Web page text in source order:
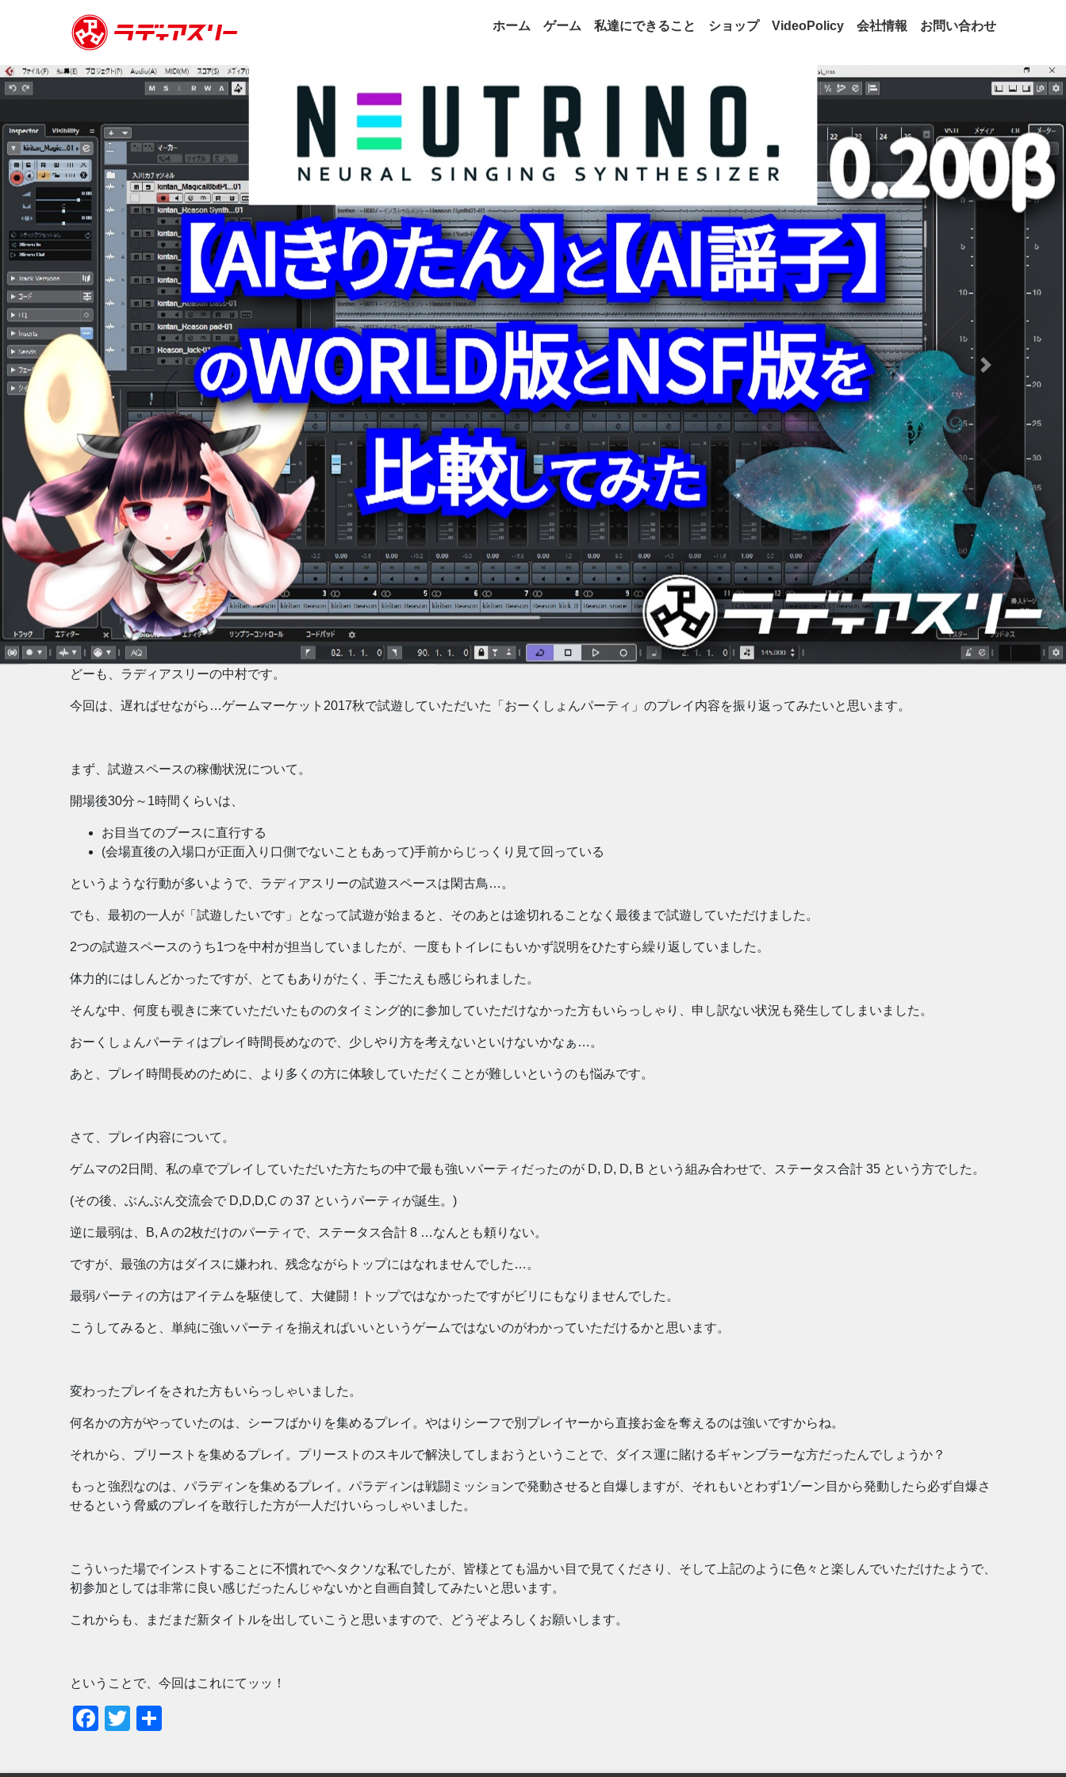
ホーム ゲーム 私達にできること ショップ VideoPolicy 会社情報 お問い合わせ
Previous Next
どーも、ラディアスリーの中村です。
今回は、遅ればせながら…ゲームマーケット2017秋で試遊していただいた「おーくしょんパーティ」のプレイ内容を振り返ってみたいと思います。
まず、試遊スペースの稼働状況について。
開場後30分～1時間くらいは、
お目当てのブースに直行する
(会場直後の入場口が正面入り口側でないこともあって)手前からじっくり見て回っている
というような行動が多いようで、ラディアスリーの試遊スペースは閑古鳥…。
でも、最初の一人が「試遊したいです」となって試遊が始まると、そのあとは途切れることなく最後まで試遊していただけました。
2つの試遊スペースのうち1つを中村が担当していましたが、一度もトイレにもいかず説明をひたすら繰り返していました。
体力的にはしんどかったですが、とてもありがたく、手ごたえも感じられました。
そんな中、何度も覗きに来ていただいたもののタイミング的に参加していただけなかった方もいらっしゃり、申し訳ない状況も発生してしまいました。
おーくしょんパーティはプレイ時間長めなので、少しやり方を考えないといけないかなぁ…。
あと、プレイ時間長めのために、より多くの方に体験していただくことが難しいというのも悩みです。
さて、プレイ内容について。
ゲムマの2日間、私の卓でプレイしていただいた方たちの中で最も強いパーティだったのが D, D, D, B という組み合わせで、ステータス合計 35 という方でした。
(その後、ぶんぶん交流会で D,D,D,C の 37 というパーティが誕生。)
逆に最弱は、B, A の2枚だけのパーティで、ステータス合計 8 …なんとも頼りない。
ですが、最強の方はダイスに嫌われ、残念ながらトップにはなれませんでした…。
最弱パーティの方はアイテムを駆使して、大健闘！トップではなかったですがビリにもなりませんでした。
こうしてみると、単純に強いパーティを揃えればいいというゲームではないのがわかっていただけるかと思います。
変わったプレイをされた方もいらっしゃいました。
何名かの方がやっていたのは、シーフばかりを集めるプレイ。やはりシーフで別プレイヤーから直接お金を奪えるのは強いですからね。
それから、プリーストを集めるプレイ。プリーストのスキルで解決してしまおうということで、ダイス運に賭けるギャンブラーな方だったんでしょうか？
もっと強烈なのは、パラディンを集めるプレイ。パラディンは戦闘ミッションで発動させると自爆しますが、それもいとわず1ゾーン目から発動したら必ず自爆さ
せるという脅威のプレイを敢行した方が一人だけいらっしゃいました。
こういった場でインストすることに不慣れでヘタクソな私でしたが、皆様とても温かい目で見てくださり、そして上記のように色々と楽しんでいただけたようで、
初参加としては非常に良い感じだったんじゃないかと自画自賛してみたいと思います。
これからも、まだまだ新タイトルを出していこうと思いますので、どうぞよろしくお願いします。
ということで、今回はこれにてッッ！
Facebook
Twitter